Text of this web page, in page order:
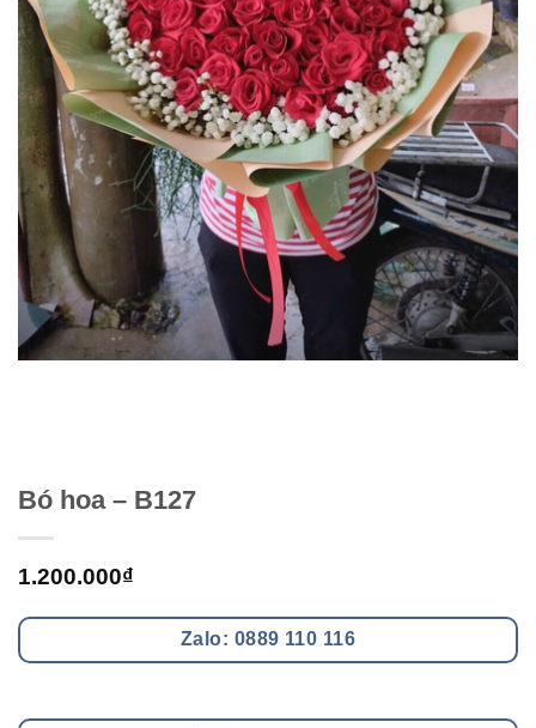
Bó hoa – B127
1.200.000₫
Zalo: 0889 110 116